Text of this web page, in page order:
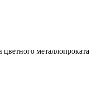
металлопроката